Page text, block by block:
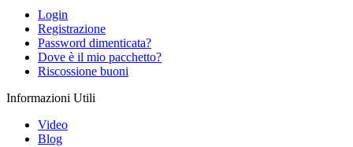
Login
Registrazione
Password dimenticata?
Dove è il mio pacchetto?
Riscossione buoni
Informazioni Utili
Video
Blog